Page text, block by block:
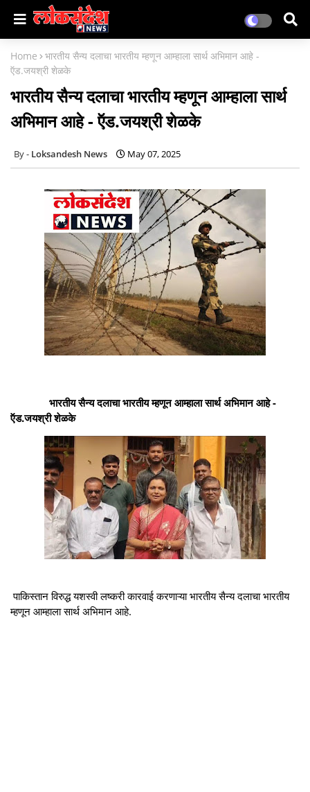
Home
भारतीय सैन्य दलाचा भारतीय म्हणून आम्हाला सार्थ अभिमान आहे -
ऍड.जयश्री शेळके
भारतीय सैन्य दलाचा भारतीय म्हणून आम्हाला सार्थ
अभिमान आहे - ऍड.जयश्री शेळके
Loksandesh News May 07, 2025
भारतीय सैन्य दलाचा भारतीय म्हणून आम्हाला सार्थ अभिमान आहे -
ऍड.जयश्री शेळके
पाकिस्तान विरुद्ध यशस्वी लष्करी कारवाई करणाऱ्या भारतीय सैन्य दलाचा भारतीय
म्हणून आम्हाला सार्थ अभिमान आहे.